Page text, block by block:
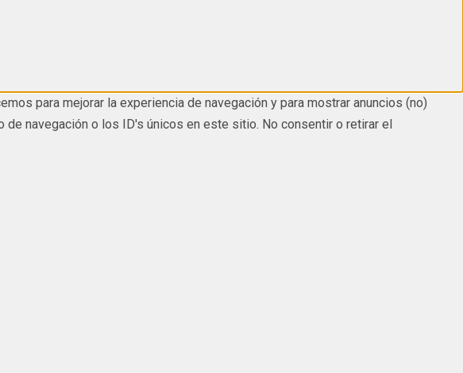
para mejorar la experiencia de navegación y para mostrar anuncios (no)
navegación o los ID's únicos en este sitio. No consentir o retirar el